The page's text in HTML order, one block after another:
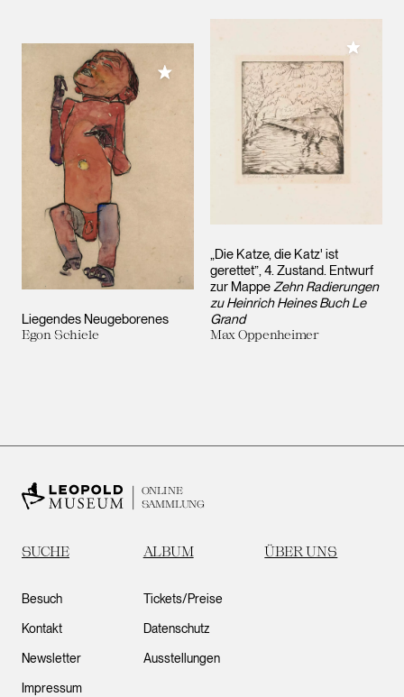
Liegendes Neugeborenes
Egon Schiele
Meiner Sammlung hinzufügen
„Die Katze, die Katz' ist
gerettet”, 4. Zustand. Entwurf
zur MappeZehn Radierungen
zu Heinrich Heines Buch Le
Grand
Max Oppenheimer
Meiner
ONLINE
SAMMLUNG
SUCHE ALBUM ÜBER UNS
Besuch
Kontakt
Newsletter
Impressum
Tickets/Preise
Datenschutz
Ausstellungen